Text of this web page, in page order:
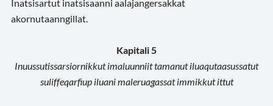
Inatsisartut inatsisaanni aalajangersakkat
akornutaanngillat.
Kapitali 5
Inuussutissarsiornikkut imaluunniit tamanut iluaqutaasussatut
suliffeqarfiup iluani maleruagassat immikkut ittut